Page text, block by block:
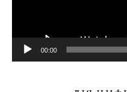
00:00